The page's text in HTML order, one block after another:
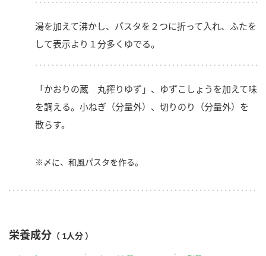
湯を加えて沸かし、パスタを２つに折って入れ、ふたを
して表示より１分多くゆでる。
「かおりの蔵 丸搾りゆず」、ゆずこしょうを加えて味
を調える。小ねぎ（分量外）、切りのり（分量外）を
散らす。
※〆に、和風パスタを作る。
栄養成分 （ 1人分 ）